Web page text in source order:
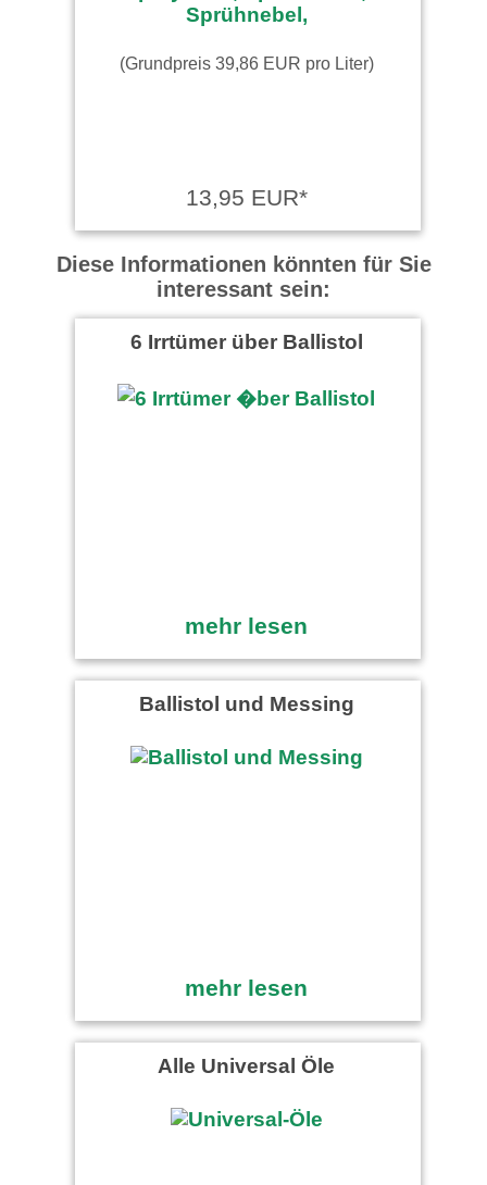
(Grundpreis 39,86 EUR pro Liter)
13,95 EUR*
Diese Informationen könnten für Sie
interessant sein:
6 Irrtümer über Ballistol
mehr lesen
Ballistol und Messing
mehr lesen
Alle Universal Öle